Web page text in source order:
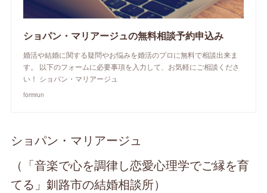
ショパン・マリアージュの無料相談予約申込み
婚活や結婚に関する疑問やお悩みを婚活のプロに無料で相談出来ま
す。 以下のフォームに必要事項を入力して、お気軽にご相談くださ
い！ ショパン・マリアージュ
formrun
ショパン・マリアージュ
（「音楽で心を調律し恋愛心理学でご縁を育
てる」釧路市の結婚相談所）